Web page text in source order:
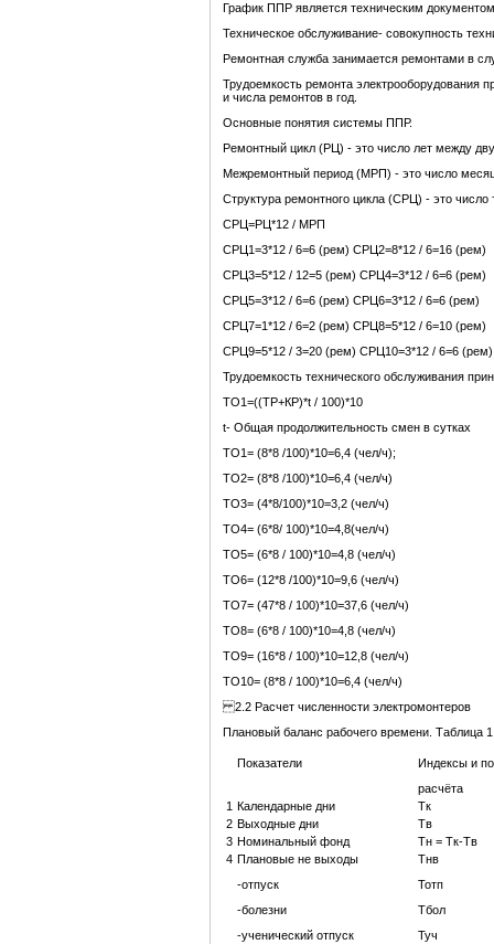
График ППР является техническим
Техническое обслуживание- совокупность
Ремонтная служба занимается ремонтами в
Трудоемкость ремонта электрооборудования
и числа ремонтов в год.
Основные понятия системы ППР.
Ремонтный цикл (РЦ) - это число лет между
Межремонтный период (МРП) - это число
Структура ремонтного цикла (СРЦ) - это
СРЦ=РЦ*12 / МРП
СРЦ1=3*12 / 6=6 (рем) СРЦ2=8*12 / 6=16 (рем)
СРЦ3=5*12 / 12=5 (рем) СРЦ4=3*12 / 6=6 (рем)
СРЦ5=3*12 / 6=6 (рем) СРЦ6=3*12 / 6=6 (рем)
СРЦ7=1*12 / 6=2 (рем) СРЦ8=5*12 / 6=10 (рем)
СРЦ9=5*12 / 3=20 (рем) СРЦ10=3*12 / 6=6 (рем)
Трудоемкость технического обслуживания
ТО1=((ТР+КР)*t / 100)*10
t- Общая продолжительность смен в сутках
ТО1= (8*8 /100)*10=6,4 (чел/ч);
ТО2= (8*8 /100)*10=6,4 (чел/ч)
ТО3= (4*8/100)*10=3,2 (чел/ч)
ТО4= (6*8/ 100)*10=4,8(чел/ч)
ТО5= (6*8 / 100)*10=4,8 (чел/ч)
ТО6= (12*8 /100)*10=9,6 (чел/ч)
ТО7= (47*8 / 100)*10=37,6 (чел/ч)
ТО8= (6*8 / 100)*10=4,8 (чел/ч)
ТО9= (16*8 / 100)*10=12,8 (чел/ч)
ТО10= (8*8 / 100)*10=6,4 (чел/ч)
2.2 Расчет численности электромонтеров
Плановый баланс рабочего времени. Таблица 1
Показатели
Индексы и
расчёта
1 Календарные дни
Тк
2 Выходные дни
Тв
3 Номинальный фонд
Тн = Тк-Тв
4 Плановые не выходы
-отпуск
-болезни
-ученический отпуск
Тнв
Тотп
Тбол
Туч